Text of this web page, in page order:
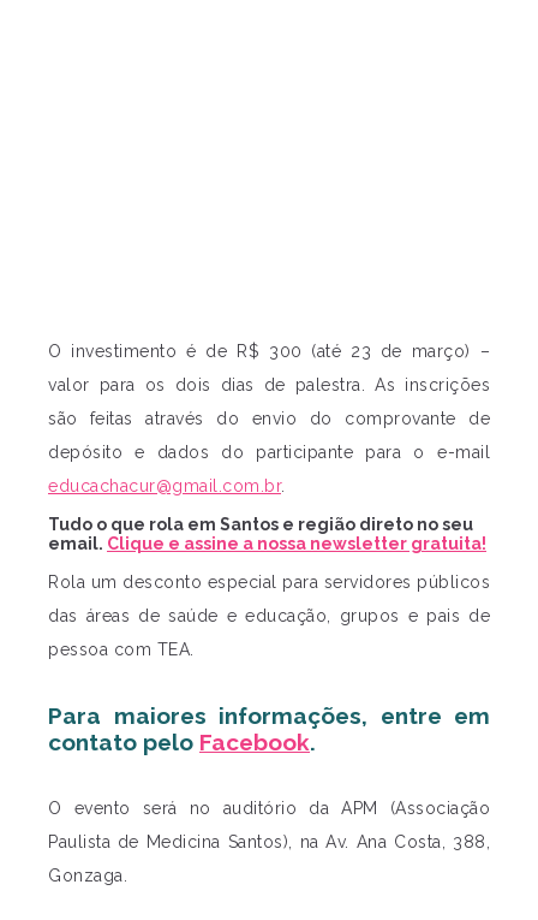
O investimento é de R$ 300 (até 23 de março) –
valor para os dois dias de palestra. As inscrições
são feitas através do envio do comprovante de
depósito e dados do participante para o e-mail
educachacur@gmail.com.br.
Tudo o que rola em Santos e região direto no seu
email. Clique e assine a nossa newsletter gratuita!
Rola um desconto especial para servidores públicos
das áreas de saúde e educação, grupos e pais de
pessoa com TEA.
Para maiores informações, entre em
contato pelo Facebook.
O evento será no auditório da APM (Associação
Paulista de Medicina Santos), na Av. Ana Costa, 388,
Gonzaga.